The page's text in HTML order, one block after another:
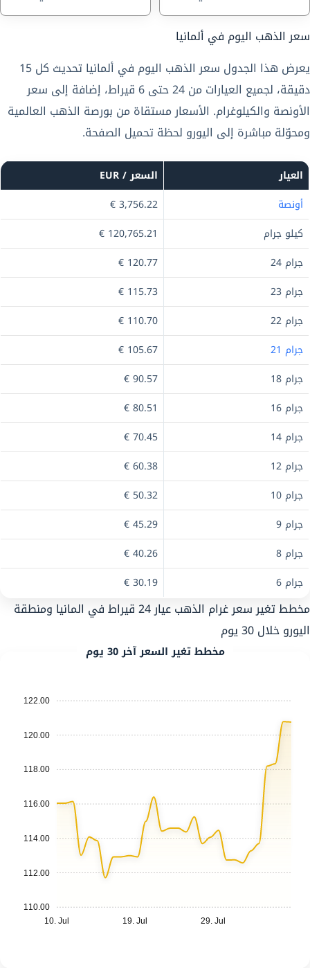
سعر الذهب اليوم في ألمانيا
يعرض هذا الجدول سعر الذهب اليوم في ألمانيا تحديث كل 15
دقيقة، لجميع العيارات من 24 حتى 6 قيراط، إضافة إلى سعر
الأونصة والكيلوغرام. الأسعار مستقاة من بورصة الذهب العالمية
ومحوّلة مباشرة إلى اليورو لحظة تحميل الصفحة.
العيار
السعر / EUR
أونصة
3,756.22 €
كيلو جرام
120,765.21 €
جرام 24
120.77 €
جرام 23
115.73 €
جرام 22
110.70 €
جرام 21
105.67 €
جرام 18
90.57 €
جرام 16
80.51 €
جرام 14
70.45 €
جرام 12
60.38 €
جرام 10
50.32 €
جرام 9
45.29 €
جرام 8
40.26 €
جرام 6
30.19 €
مخطط تغير سعر غرام الذهب عيار 24 قيراط في المانيا ومنطقة
اليورو خلال 30 يوم
مخطط تغير السعر آخر 30 يوم
122.00
120.00
118.00
116.00
114.00
112.00
110.00
10. Jul
19. Jul 29. Jul